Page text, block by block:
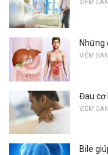
VIÊM GAN
Những
VIÊM GAN
Đau cơ
VIÊM GAN
Bile